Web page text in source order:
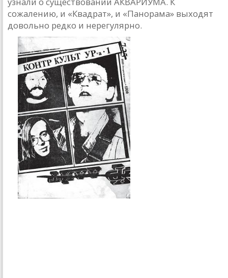
сожалению, и «Квадрат», и «Панорама» выходят
довольно редко и нерегулярно.